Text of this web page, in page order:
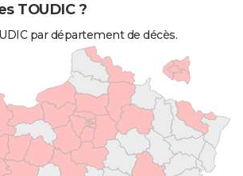
TOUDIC ?
par département de décès.